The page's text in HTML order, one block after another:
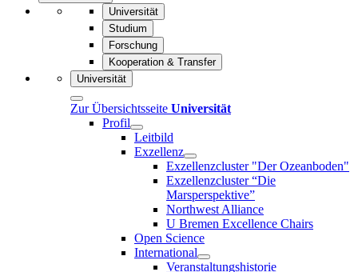
Universität
Studium
Forschung
Kooperation & Transfer
Universität
Zur Übersichtsseite Universität
Profil
Leitbild
Exzellenz
Exzellenzcluster "Der Ozeanboden"
Exzellenzcluster “Die
Marsperspektive”
Northwest Alliance
U Bremen Excellence Chairs
Open Science
International
Veranstaltungshistorie